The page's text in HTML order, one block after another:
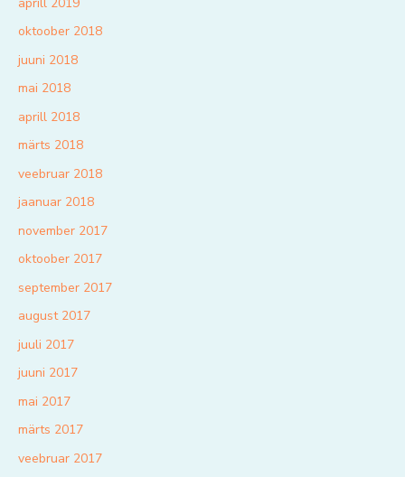
oktoober 2018
juuni 2018
mai 2018
aprill 2018
märts 2018
veebruar 2018
jaanuar 2018
november 2017
oktoober 2017
september 2017
august 2017
juuli 2017
juuni 2017
mai 2017
märts 2017
veebruar 2017